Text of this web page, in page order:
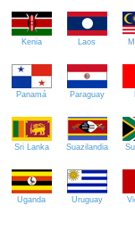
Kenia Laos
Panamá Paraguay
Sri Lanka Suazilandia
Uganda Uruguay